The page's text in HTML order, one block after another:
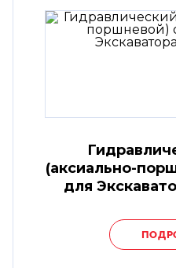
(аксиально-
для